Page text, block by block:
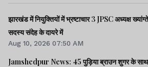
झारखंड में नियुक्तियों में भ्रष्टाचार 3 JPSC अध्यक्ष
सदस्य संदेह के दायरे में
Aug 10, 2026 07:50 AM
Jamshedpur News: 45 पुड़िया ब्राउन शुगर के साथ